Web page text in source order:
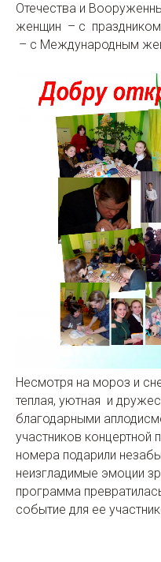
Отечества и
женщин – с
– с Международным
Несмотря на мороз и
теплая, уютная и
благодарными
участников
номера подарили
неизгладимые эмоции
программа
событие для ее